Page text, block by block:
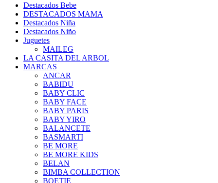
Destacados Bebe
DESTACADOS MAMA
Destacados Niña
Destacados Niño
Juguetes
MAILEG
LA CASITA DEL ARBOL
MARCAS
ANCAR
BABIDU
BABY CLIC
BABY FACE
BABY PARIS
BABY YIRO
BALANCETE
BASMARTI
BE MORE
BE MORE KIDS
BELAN
BIMBA COLLECTION
BOETIE